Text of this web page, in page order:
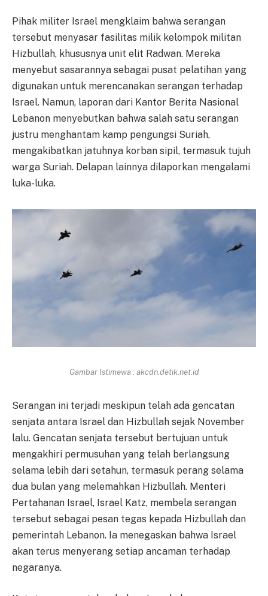
Pihak militer Israel mengklaim bahwa serangan
tersebut menyasar fasilitas milik kelompok militan
Hizbullah, khususnya unit elit Radwan. Mereka
menyebut sasarannya sebagai pusat pelatihan yang
digunakan untuk merencanakan serangan terhadap
Israel. Namun, laporan dari Kantor Berita Nasional
Lebanon menyebutkan bahwa salah satu serangan
justru menghantam kamp pengungsi Suriah,
mengakibatkan jatuhnya korban sipil, termasuk tujuh
warga Suriah. Delapan lainnya dilaporkan mengalami
luka-luka.
Gambar Istimewa : akcdn.detik.net.id
Serangan ini terjadi meskipun telah ada gencatan
senjata antara Israel dan Hizbullah sejak November
lalu. Gencatan senjata tersebut bertujuan untuk
mengakhiri permusuhan yang telah berlangsung
selama lebih dari setahun, termasuk perang selama
dua bulan yang melemahkan Hizbullah. Menteri
Pertahanan Israel, Israel Katz, membela serangan
tersebut sebagai pesan tegas kepada Hizbullah dan
pemerintah Lebanon. Ia menegaskan bahwa Israel
akan terus menyerang setiap ancaman terhadap
negaranya.